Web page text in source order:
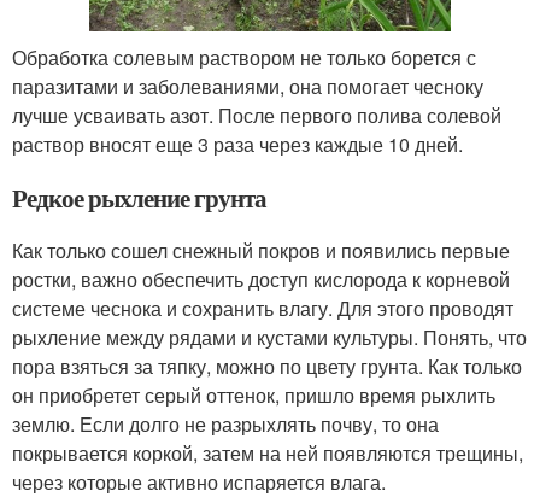
Обработка солевым раствором не только борется с
паразитами и заболеваниями, она помогает чесноку
лучше усваивать азот. После первого полива солевой
раствор вносят еще 3 раза через каждые 10 дней.
Редкое рыхление грунта
Как только сошел снежный покров и появились первые
ростки, важно обеспечить доступ кислорода к корневой
системе чеснока и сохранить влагу. Для этого проводят
рыхление между рядами и кустами культуры. Понять, что
пора взяться за тяпку, можно по цвету грунта. Как только
он приобретет серый оттенок, пришло время рыхлить
землю. Если долго не разрыхлять почву, то она
покрывается коркой, затем на ней появляются трещины,
через которые активно испаряется влага.